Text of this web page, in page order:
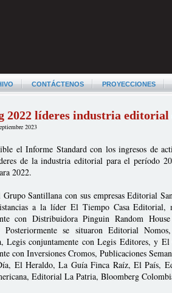
CONTÁCTENOS PROYECCIONES
2022 líderes industria editorial
2023
el Informe Standard con los ingresos de
de la industria editorial para el período
2022.
Santillana con sus empresas Editorial
a la líder El Tiempo Casa Editorial,
con Distribuidora Pinguin Random
Posteriormente se situaron Editorial
Legis conjuntamente con Legis Editores, y El
con Inversiones Cromos, Publicaciones
El Heraldo, La Guía Finca Raíz, El País,
Editorial La Patria, Bloomberg